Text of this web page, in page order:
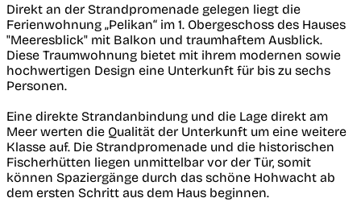
Direkt an der Strandpromenade gelegen liegt die
Ferienwohnung „Pelikan“ im 1. Obergeschoss des Hauses
"Meeresblick" mit Balkon und traumhaftem Ausblick.
Diese Traumwohnung bietet mit ihrem modernen sowie
hochwertigen Design eine Unterkunft für bis zu sechs
Personen.
Eine direkte Strandanbindung und die Lage direkt am
Meer werten die Qualität der Unterkunft um eine weitere
Klasse auf. Die Strandpromenade und die historischen
Fischerhütten liegen unmittelbar vor der Tür, somit
können Spaziergänge durch das schöne Hohwacht ab
dem ersten Schritt aus dem Haus beginnen.